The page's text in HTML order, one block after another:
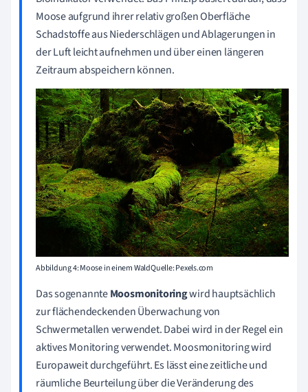
Moose aufgrund ihrer relativ großen Oberfläche
Schadstoffe aus Niederschlägen und Ablagerungen in
der Luft leicht aufnehmen und über einen längeren
Zeitraum abspeichern können.
Abbildung 4: Moose in einem WaldQuelle: Pexels.com
Das sogenannteMoosmonitoringwird hauptsächlich
zur flächendeckenden Überwachung von
Schwermetallen verwendet. Dabei wird in der Regel ein
aktives Monitoring verwendet. Moosmonitoring wird
Europaweit durchgeführt. Es lässt eine zeitliche und
räumliche Beurteilung über die Veränderung des